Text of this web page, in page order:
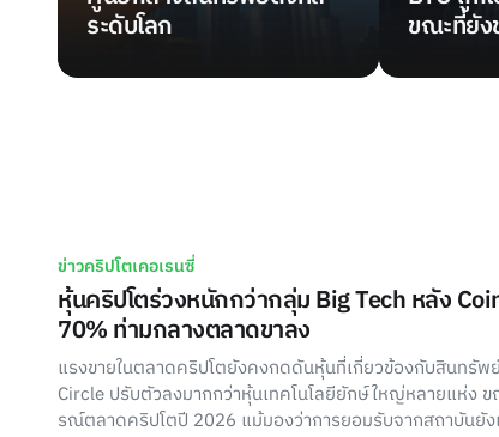
ระดับโลก ขณะที่ยั
ข่าวคริปโตเคอเรนซี่
หุ้นคริปโตร่วงหนักกว่ากลุ่ม Big Tech หลัง
70% ท่ามกลางตลาดขาลง
แรงขายในตลาดคริปโตยังคงกดดันหุ้นที่เกี่ยวข้องกับสินทรั
Circle ปรับตัวลงมากกว่าหุ้นเทคโนโลยียักษ์ใหญ่หลายแห่ง ข
รณ์ตลาดคริปโตปี 2026 แม้มองว่าการยอมรับจากสถาบันยัง